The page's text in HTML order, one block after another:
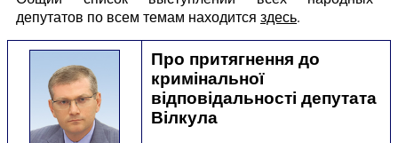
депутатов по всем темам находится здесь.
Про притягнення до
кримінальної
відповідальності депутата
Вілкула